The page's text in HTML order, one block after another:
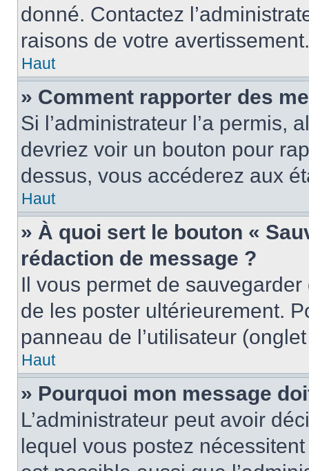
donné. Contactez
raisons de votre avertissement.
Haut
» Comment rapporter des
Si l’administrateur l’a permis,
devriez voir un bouton pour
dessus, vous accéderez aux
Haut
» À quoi sert le bouton «
rédaction de message ?
Il vous permet de
de les poster ultérieurement.
panneau de l’utilisateur
Haut
» Pourquoi mon message
L’administrateur peut avoir
lequel vous postez